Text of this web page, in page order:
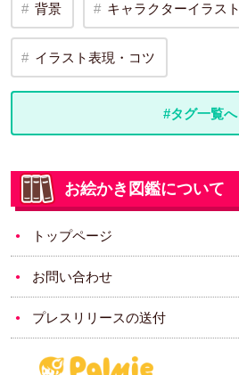
背景 キャラクターイラスト
イラスト表現・コツ
#タグ一覧へ
お絵かき図鑑について
トップページ
お問い合わせ
プレスリリースの送付